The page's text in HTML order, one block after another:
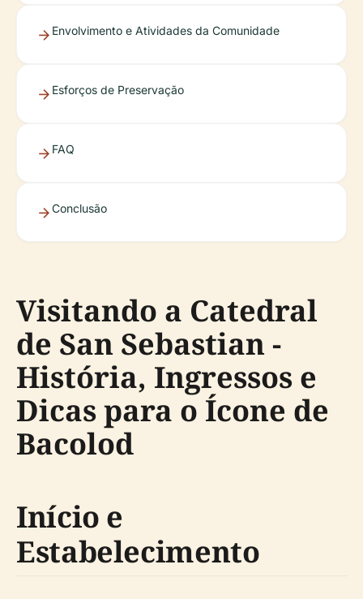
Envolvimento e Atividades da Comunidade
Esforços de Preservação
FAQ
Conclusão
Visitando a Catedral
de San Sebastian -
História, Ingressos e
Dicas para o Ícone de
Bacolod
Início e
Estabelecimento